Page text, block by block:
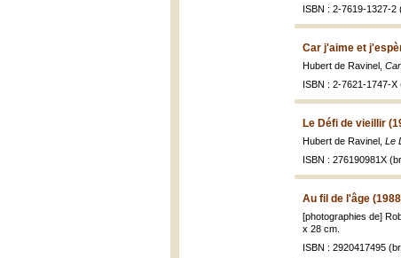
ISBN : 2-7619-1327-2
Car j'aime et
Hubert de Ravinel,
ISBN : 2-7621-1747-X
Le Défi de vieillir
Hubert de Ravinel, Le
ISBN : 276190981X
Au fil de l'âge
[photographies de]
x 28 cm.
ISBN : 2920417495